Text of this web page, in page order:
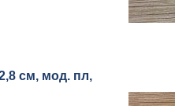
см, мод. пл,